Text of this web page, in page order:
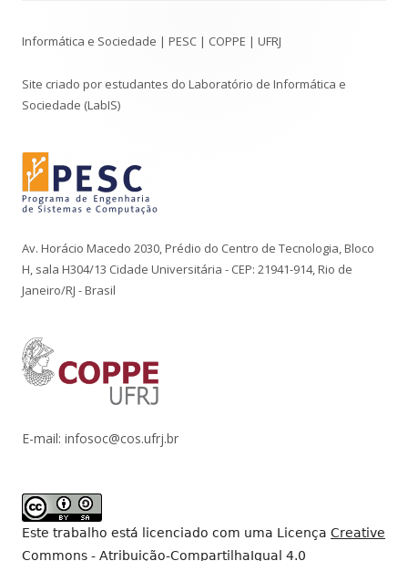
do
Rodapé
Informática e Sociedade | PESC | COPPE | UFRJ
Site criado por estudantes do Laboratório de Informática e
Sociedade (LabIS)
Av. Horácio Macedo 2030, Prédio do Centro de Tecnologia, Bloco
H, sala H304/13 Cidade Universitária - CEP: 21941-914, Rio de
Janeiro/RJ - Brasil
E-mail: infosoc@cos.ufrj.br
Este trabalho está licenciado com uma Licença Creative
Commons - Atribuição-CompartilhaIgual 4.0